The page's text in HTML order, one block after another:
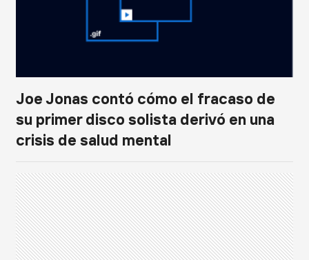
Joe Jonas contó cómo el fracaso de
su primer disco solista derivó en una
crisis de salud mental